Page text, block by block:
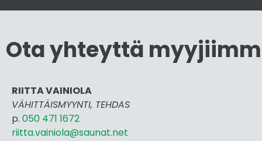
Ota yhteyttä
RIITTA VAINIOLA
VÄHITTÄISMYYNTI, TEHDAS
p. 050 471 1672
riitta.vainiola@saunat.net